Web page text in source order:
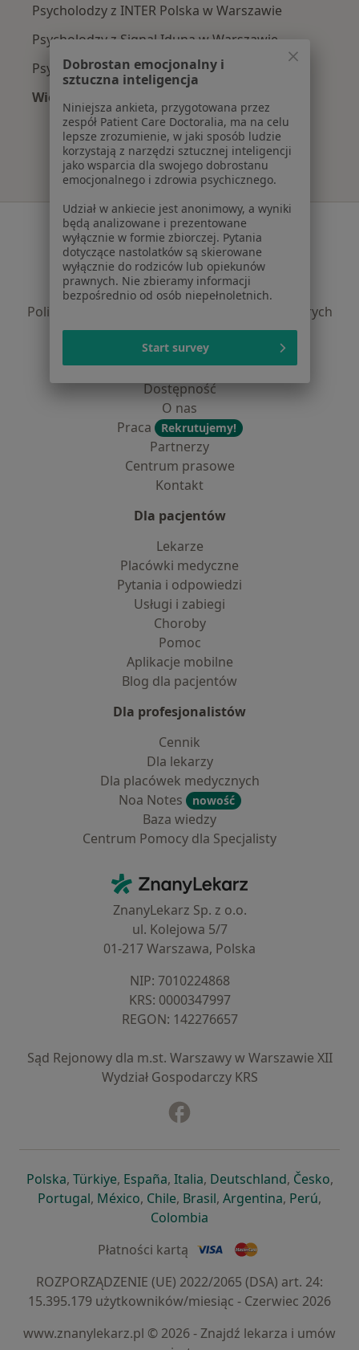
Psycholodzy z INTER Polska w Warszawie
Psycholodzy z Signal Iduna w Warszawie
Psycholodzy z Compensa w Warszawie
Więcej (10)
Więcej w kategorii: Najpopularniejsze
Serwis
Regulamin
Polityka prywatności pacjentów
Polityka prywatności profesjonalistów
Polityka prywatności dla profesjonalistów, których
dane pozyskaliśmy samodzielnie
Polityka cookies
Jak działają wyniki wyszukiwania
Dostępność
O nas
Praca
Rekrutujemy!
Partnerzy
Centrum prasowe
Kontakt
Dla pacjentów
Lekarze
Placówki medyczne
Pytania i odpowiedzi
Usługi i zabiegi
Choroby
Pomoc
Aplikacje mobilne
Blog dla pacjentów
Dla profesjonalistów
Cennik
Dla lekarzy
Dla placówek medycznych
Noa Notes
nowość
Baza wiedzy
Centrum Pomocy dla Specjalisty
ZnanyLekarz - Strona główna
ZnanyLekarz Sp. z o.o.
ul. Kolejowa 5/7
01-217 Warszawa, Polska
NIP: ⁠7010224868
KRS: ⁠0000347997
REGON: ⁠142276657
Sąd Rejonowy dla m.st. Warszawy w Warszawie XII
Wydział Gospodarczy KRS
Polskaotwiera się w nowej karcie
, Türkiyeotwiera się w nowej karcie
, Españaotwiera się w nowej karcie
, Italiaotwiera się w nowej
, Deutschlandotwiera się
, Česko,
Portugalotwiera się w nowej karcie
, Méxicootwiera się w nowej karcie
, Chileotwiera się w nowej karcie
, Brasilotwiera się w nowej
, Argentinaotwiera się
, Perú,
Colombia
Płatności kartą
ROZPORZĄDZENIE (UE) 2022/2065 (DSA) art. 24:
15.395.179 użytkowników/miesiąc - Czerwiec 2026
www.znanylekarz.pl © 2026 - Znajdź lekarza i umów
Dobrostan emocjonalny i
sztuczna inteligencja
Niniejsza ankieta, przygotowana przez
zespół Patient Care Doctoralia, ma na celu
lepsze zrozumienie, w jaki sposób ludzie
korzystają z narzędzi sztucznej inteligencji
jako wsparcia dla swojego dobrostanu
emocjonalnego i zdrowia psychicznego.
Udział w ankiecie jest anonimowy, a wyniki
będą analizowane i prezentowane
wyłącznie w formie zbiorczej. Pytania
dotyczące nastolatków są skierowane
wyłącznie do rodziców lub opiekunów
prawnych. Nie zbieramy informacji
bezpośrednio od osób niepełnoletnich.
Start survey